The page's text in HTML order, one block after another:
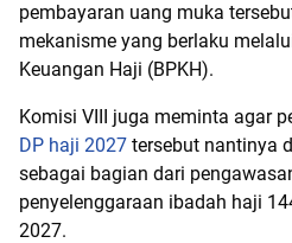
pembayaran uang muka
mekanisme yang berlaku
Keuangan Haji (BPKH).
Komisi VIII juga meminta agar
DP haji 2027 tersebut nantinya
sebagai bagian dari
penyelenggaraan ibadah haji
2027.